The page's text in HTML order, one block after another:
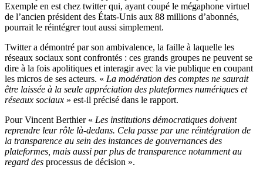
Exemple en est chez twitter qui, ayant coupé le mégaphone virtuel
de l’ancien président des États-Unis aux 88 millions d’abonnés,
pourrait le réintégrer tout aussi simplement.
Twitter a démontré par son ambivalence, la faille à laquelle les
réseaux sociaux sont confrontés : ces grands groupes ne peuvent se
dire à la fois apolitiques et interagir avec la vie publique en coupant
les micros de ses acteurs. « La modération des comptes ne saurait
être laissée à la seule appréciation des plateformes numériques et
réseaux sociaux » est-il précisé dans le rapport.
Pour Vincent Berthier « Les institutions démocratiques doivent
reprendre leur rôle là-dedans. Cela passe par une réintégration de
la transparence au sein des instances de gouvernances des
plateformes, mais aussi par plus de transparence notamment au
regard des processus de décision ».